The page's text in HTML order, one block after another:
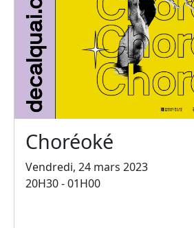
Choréoké
Vendredi, 24 mars 2023
20H30 - 01H00